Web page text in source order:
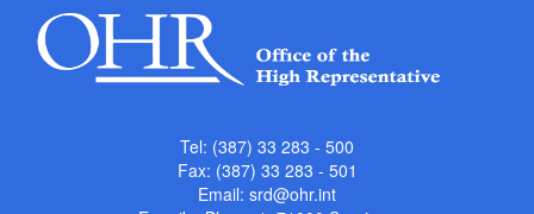
Tel: (387) 33 283 - 500
Fax: (387) 33 283 - 501
Email: srd@ohr.int